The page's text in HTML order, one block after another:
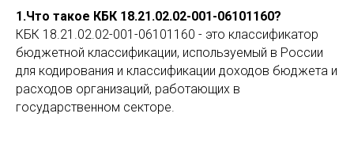
1.Что такое КБК 18.21.02.02-001-06101160?
КБК 18.21.02.02-001-06101160 - это классификатор
бюджетной классификации, используемый в России
для кодирования и классификации доходов бюджета и
расходов организаций, работающих в
государственном секторе.